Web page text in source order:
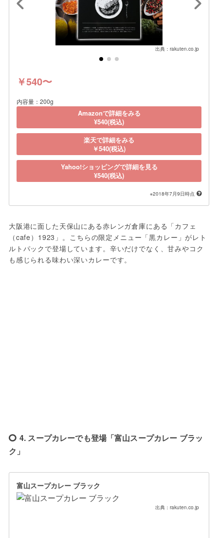
出典：rakuten.co.jp
￥540〜
内容量：200g
Amazonで詳細をみる
¥540(税込)
楽天で詳細をみる
￥540(税込)
Yahoo!ショッピングで詳細を見る
¥540(税込)
※2018年7月9日時点
大阪港に面した天保山にある赤レンガ倉庫にある「カフェ
（cafe）1923」。こちらの限定メニュー「黒カレー」がレト
ルトパックで登場しています。辛いだけでなく、甘みやコク
も感じられる味わい深いカレーです。
4. スープカレーでも登場「富山スープカレー ブラッ
ク」
富山スープカレー ブラック
出典：rakuten.co.jp